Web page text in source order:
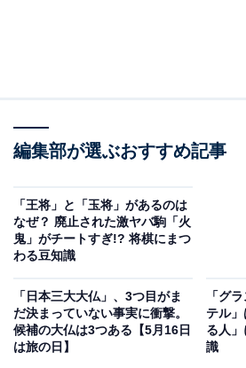
の〆で食べるお茶づけが家でも簡
のに」と考えて開発・販売したのが
け海苔」です。
5月17日がお茶漬けの日なのは、永
なんで制定されました。
編集部が選ぶおすすめ記事
「王将」と「玉将」があるのは
なぜ？ 廃止された激ヤバ駒「火
鬼」がチートすぎ!? 将棋にまつ
わる豆知識
「日本三大大仏」、3つ目がま
だ決まっていない事実に衝撃。
候補の大仏は3つある【5月16日
は旅の日】
「グ
テル
る人
識